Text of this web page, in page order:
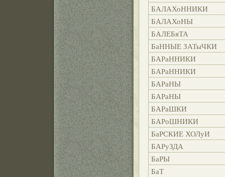
БАЛАХоННИКИ
БАЛАХоНЫ
БАЛЕБяТА
БаННЫЕ ЗАТыЧКИ
БАРаННИКИ
БАРаННИКИ
БАРаНЫ
БАРаНЫ
БАРаШКИ
БАРоШНИКИ
БаРСКИЕ ХОЛуИ
БАРуЗДА
БаРЫ
БаТ